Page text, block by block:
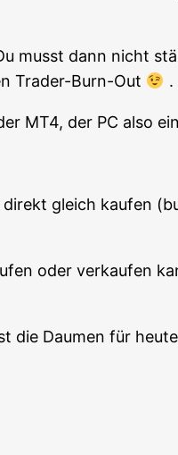
musst dann nicht
Trader-Burn-Out
.
MT4, der PC also
gleich kau­fen
oder ver­kau­fen
die Dau­men für